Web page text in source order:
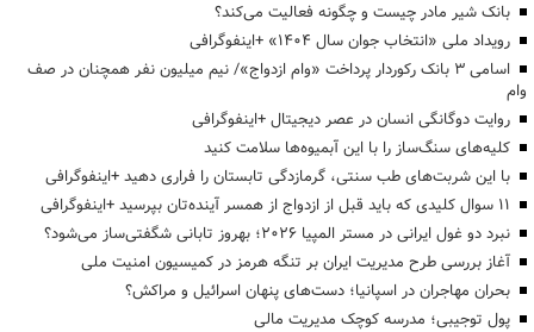
بانک شیر مادر چیست و چگونه فعالیت می‌کند؟
رویداد ملی «انتخاب جوان سال ۱۴۰۴» +اینفوگرافی
اسامی ۳ بانک رکوردار پرداخت «وام ازدواج»/ نیم میلیون نفر همچنان در صف
وام
روایت دوگانگی انسان در عصر دیجیتال +اینفوگرافی
کلیه‌های سنگ‌ساز را با این آبمیوه‌ها سلامت کنید
با این شربت‌های طب سنتی، گرمازدگی تابستان را فراری دهید +اینفوگرافی
۱۱ سوال کلیدی که باید قبل از ازدواج از همسر آینده‌تان بپرسید +اینفوگرافی
نبرد دو غول ایرانی در مستر المپیا ۲۰۲۶؛ بهروز تابانی شگفتی‌ساز می‌شود؟
آغاز بررسی طرح مدیریت ایران بر تنگه هرمز در کمیسیون امنیت ملی
بحران مهاجران در اسپانیا؛ دست‌های پنهان اسرائیل و مراکش؟
پول توجیبی؛ مدرسه کوچک مدیریت مالی